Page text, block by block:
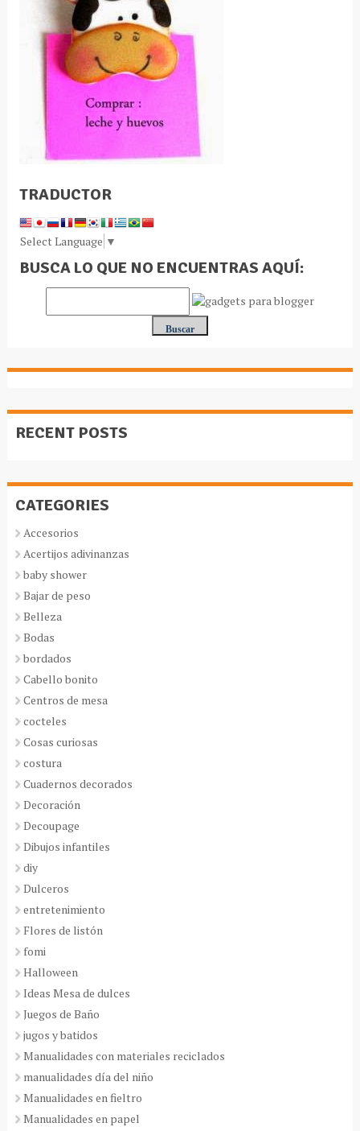
TRADUCTOR
Select Language ▼
BUSCA LO QUE NO ENCUENTRAS AQUÍ:
RECENT POSTS
CATEGORIES
Accesorios
Acertijos adivinanzas
baby shower
Bajar de peso
Belleza
Bodas
bordados
Cabello bonito
Centros de mesa
cocteles
Cosas curiosas
costura
Cuadernos decorados
Decoración
Decoupage
Dibujos infantiles
diy
Dulceros
entretenimiento
Flores de listón
fomi
Halloween
Ideas Mesa de dulces
Juegos de Baño
jugos y batidos
Manualidades con materiales reciclados
manualidades día del niño
Manualidades en fieltro
Manualidades en papel